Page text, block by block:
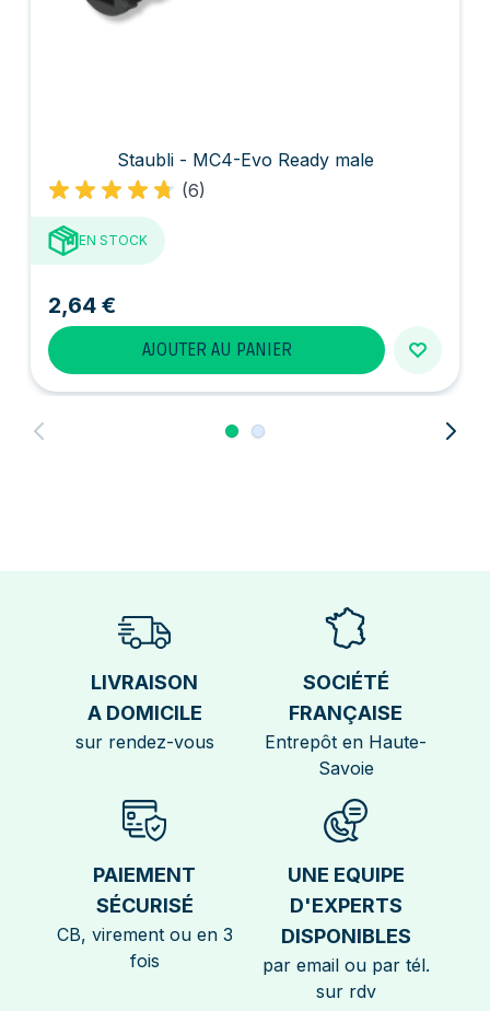
Staubli - MC4-Evo Ready male
(6)
EN STOCK
2,64 €
AJOUTER AU PANIER
LIVRAISON
A DOMICILE
sur rendez-vous
SOCIÉTÉ
FRANÇAISE
Entrepôt en Haute-
Savoie
PAIEMENT
SÉCURISÉ
CB, virement ou en 3
fois
UNE EQUIPE
D'EXPERTS
DISPONIBLES
par email ou par tél.
sur rdv